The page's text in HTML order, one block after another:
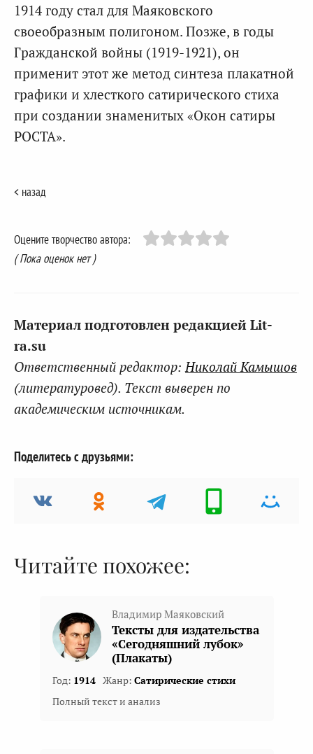
1914 году стал для Маяковского
своеобразным полигоном. Позже, в годы
Гражданской войны (1919-1921), он
применит этот же метод синтеза плакатной
графики и хлесткого сатирического стиха
при создании знаменитых «Окон сатиры
РОСТА».
< назад
Оцените творчество автора:
( Пока оценок нет )
Материал подготовлен редакцией Lit-
ra.su
Ответственный редактор: Николай Камышов
(литературовед). Текст выверен по
академическим источникам.
Поделитесь с друзьями:
Читайте похожее:
Владимир Маяковский
Тексты для издательства
«Сегодняшний лубок»
(Плакаты)
Год: 1914 Жанр: Сатирические стихи
Полный текст и анализ